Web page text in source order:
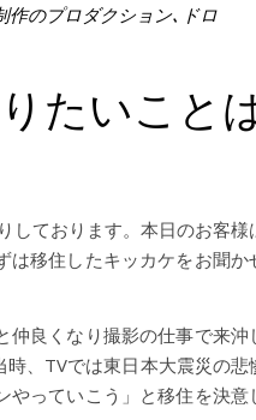
のプロダクション､ドロ
たいこと
ております。本日のお客様
は移住したキッカケをお聞か
良くなり撮影の仕事で来沖
、TVでは東日本大震災の悲
やっていこう」と移住を決意